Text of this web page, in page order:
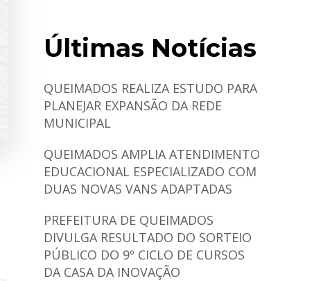
Últimas Notícias
QUEIMADOS REALIZA ESTUDO PARA
PLANEJAR EXPANSÃO DA REDE
MUNICIPAL
QUEIMADOS AMPLIA ATENDIMENTO
EDUCACIONAL ESPECIALIZADO COM
DUAS NOVAS VANS ADAPTADAS
PREFEITURA DE QUEIMADOS
DIVULGA RESULTADO DO SORTEIO
PÚBLICO DO 9º CICLO DE CURSOS
DA CASA DA INOVAÇÃO